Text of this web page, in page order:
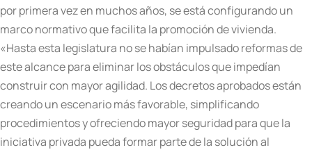
por primera vez en muchos años, se está configurando un
marco normativo que facilita la promoción de vivienda.
«Hasta esta legislatura no se habían impulsado reformas de
este alcance para eliminar los obstáculos que impedían
construir con mayor agilidad. Los decretos aprobados están
creando un escenario más favorable, simplificando
procedimientos y ofreciendo mayor seguridad para que la
iniciativa privada pueda formar parte de la solución al